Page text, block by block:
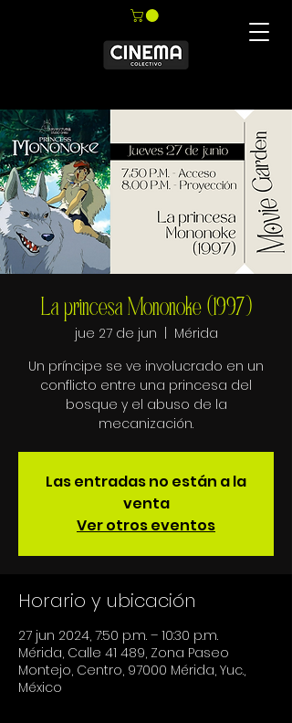
La princesa Mononoke (1997)
jue 27 de jun
Mérida
Un príncipe se ve involucrado en un
conflicto entre una princesa del
bosque y el abuso de la
Las entradas no están a la
venta
Ver otros eventos
Horario y ubicación
27 jun 2024, 7:50 p.m. – 10:30 p.m.
Mérida, Calle 41 489, Zona Paseo
Montejo, Centro, 97000 Mérida, Yuc.,
México